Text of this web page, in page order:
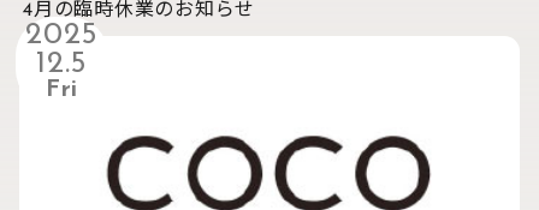
4月の臨時休業のお知らせ
2025
12.5
Fri